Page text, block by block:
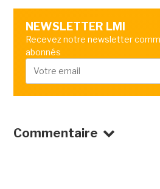
NEWSLETTER LMI
Recevez notre newsletter
abonnés
Commentaire